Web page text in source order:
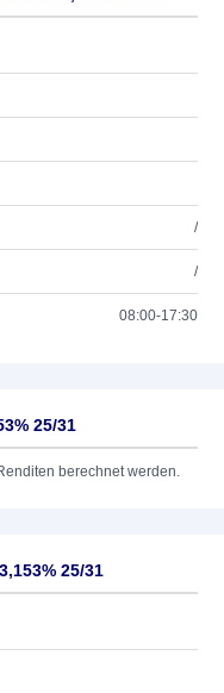
/
/
08:00-17:30
25/31
berechnet werden.
25/31